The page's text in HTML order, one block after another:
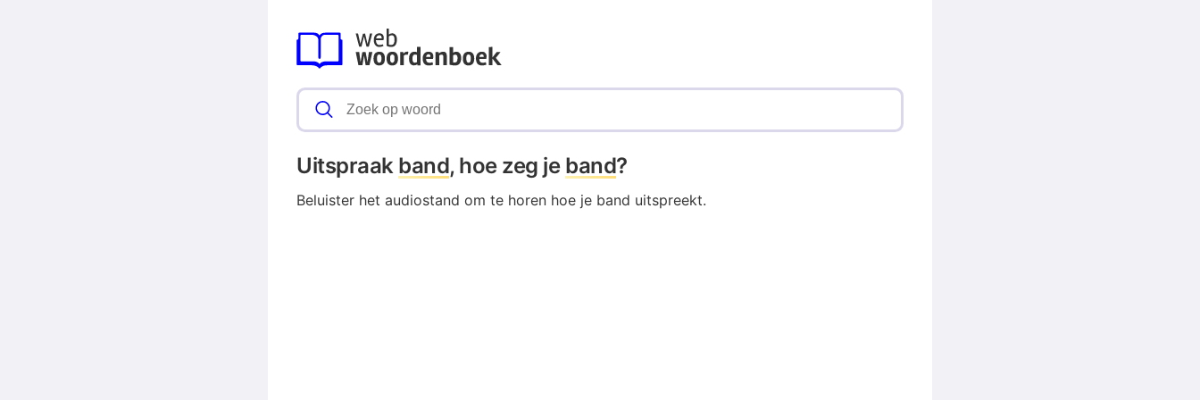
Uitspraak band, hoe zeg je band?
Beluister het audiostand om te horen hoe je band uitspreekt.